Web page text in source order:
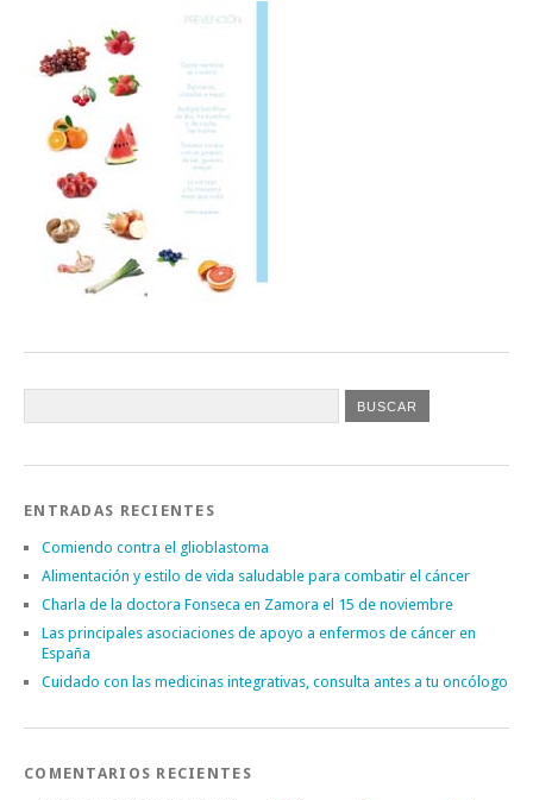
ENTRADAS RECIENTES
Comiendo contra el glioblastoma
Alimentación y estilo de vida saludable para combatir el cáncer
Charla de la doctora Fonseca en Zamora el 15 de noviembre
Las principales asociaciones de apoyo a enfermos de cáncer en
España
Cuidado con las medicinas integrativas, consulta antes a tu oncólogo
COMENTARIOS RECIENTES